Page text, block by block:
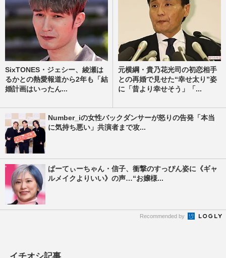
SixTONES・ジェシー、綾瀬は
るかとの熱愛報道から2年も「結
婚計画はいったん...
元横綱・貴乃花光司の初恋相手
との再婚で見せた“幸せ太り”姿
に「昔より幸せそう」「...
Number_iの女性バックダンサーが怒りの告発「本当
に気持ち悪い」共演者まで攻...
ぱーてぃーちゃん・信子、衝撃のすっぴん姿に《ギャ
ルメイクよりいい》の声…“お嬢様...
Recommended by